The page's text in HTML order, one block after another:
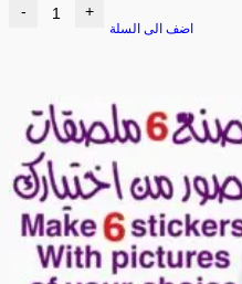
- +
اضف الى السلة